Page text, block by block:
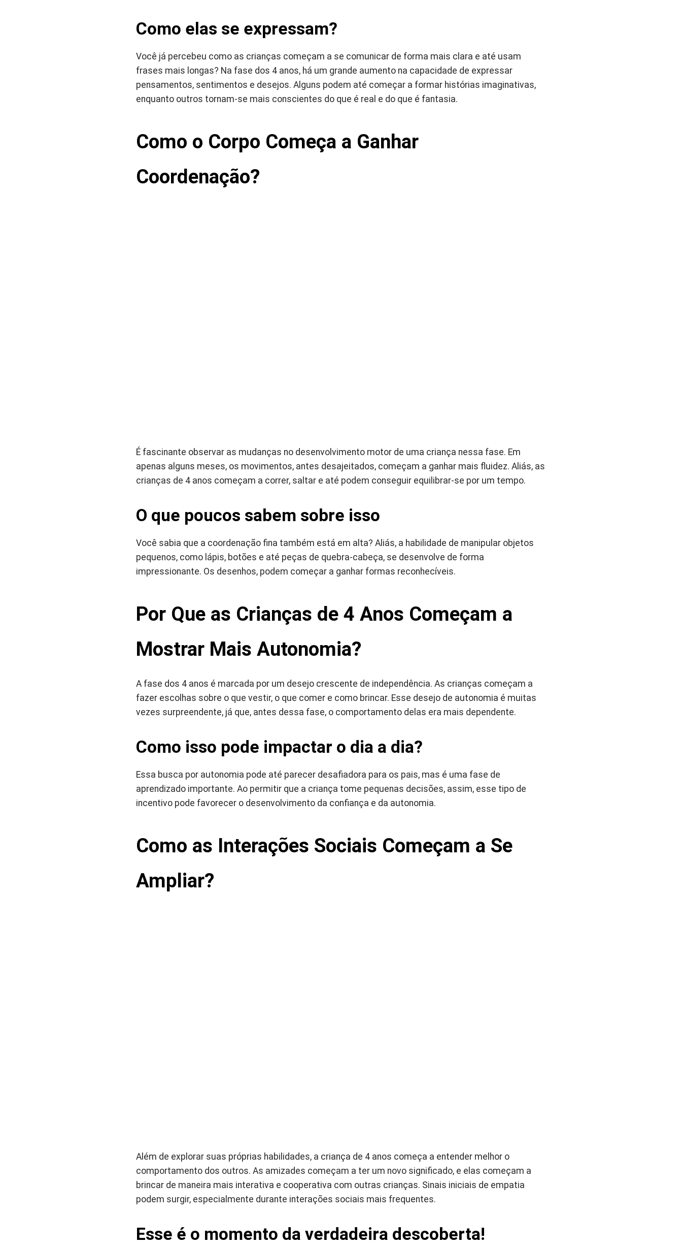
Como elas se expressam?
Você já percebeu como as crianças começam a se comunicar de forma mais clara e até usam
frases mais longas? Na fase dos 4 anos, há um grande aumento na capacidade de expressar
pensamentos, sentimentos e desejos. Alguns podem até começar a formar histórias imaginativas,
enquanto outros tornam-se mais conscientes do que é real e do que é fantasia.
Como o Corpo Começa a Ganhar
Coordenação?
É fascinante observar as mudanças no desenvolvimento motor de uma criança nessa fase. Em
apenas alguns meses, os movimentos, antes desajeitados, começam a ganhar mais fluidez. Aliás, as
crianças de 4 anos começam a correr, saltar e até podem conseguir equilibrar-se por um tempo.
O que poucos sabem sobre isso
Você sabia que a coordenação fina também está em alta? Aliás, a habilidade de manipular objetos
pequenos, como lápis, botões e até peças de quebra-cabeça, se desenvolve de forma
impressionante. Os desenhos, podem começar a ganhar formas reconhecíveis.
Por Que as Crianças de 4 Anos Começam a
Mostrar Mais Autonomia?
A fase dos 4 anos é marcada por um desejo crescente de independência. As crianças começam a
fazer escolhas sobre o que vestir, o que comer e como brincar. Esse desejo de autonomia é muitas
vezes surpreendente, já que, antes dessa fase, o comportamento delas era mais dependente.
Como isso pode impactar o dia a dia?
Essa busca por autonomia pode até parecer desafiadora para os pais, mas é uma fase de
aprendizado importante. Ao permitir que a criança tome pequenas decisões, assim, esse tipo de
incentivo pode favorecer o desenvolvimento da confiança e da autonomia.
Como as Interações Sociais Começam a Se
Ampliar?
Além de explorar suas próprias habilidades, a criança de 4 anos começa a entender melhor o
comportamento dos outros. As amizades começam a ter um novo significado, e elas começam a
brincar de maneira mais interativa e cooperativa com outras crianças. Sinais iniciais de empatia
podem surgir, especialmente durante interações sociais mais frequentes.
Esse é o momento da verdadeira descoberta!